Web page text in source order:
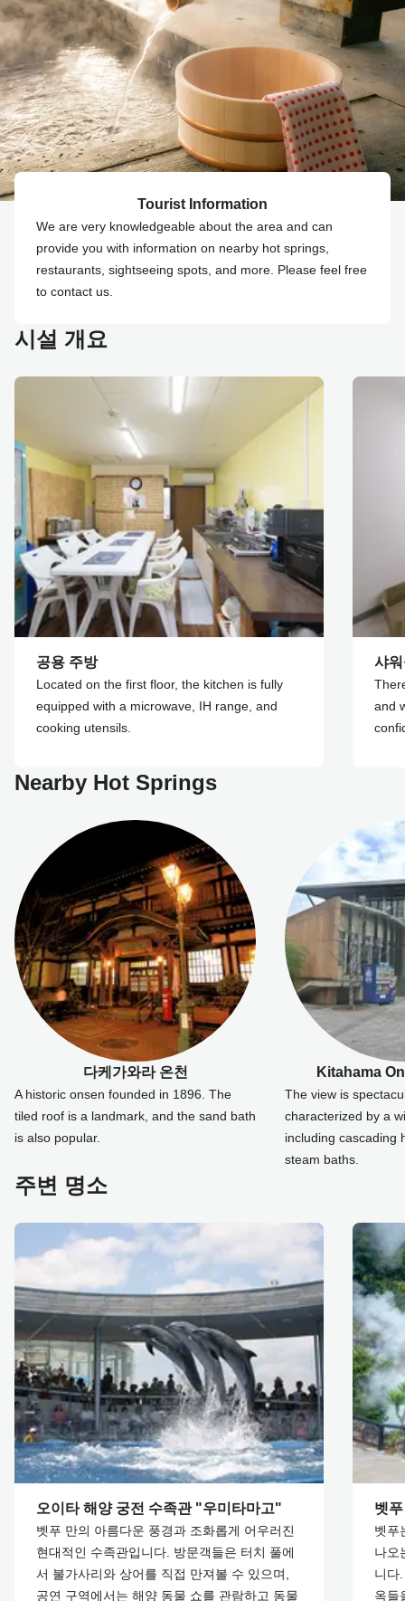
Tourist Information
We are very knowledgeable about the area and can
provide you with information on nearby hot springs,
restaurants, sightseeing spots, and more. Please feel free
to contact us.
시설 개요
공용 주방
Located on the first floor, the kitchen is fully
equipped with a microwave, IH range, and
cooking utensils.
샤
and
Nearby Hot Springs
다케가와라 온천
A historic onsen founded in 1896. The
tiled roof is a landmark, and the sand bath
is also popular.
Kitahama
The view is
characterized by a
including cascading
steam baths.
주변 명소
오이타 해양 궁전 수족관 "우미타마고"
벳푸 만의 아름다운 풍경과 조화롭게 어우러진
현대적인 수족관입니다. 방문객들은 터치 풀에
서 불가사리와 상어를 직접 만져볼 수 있으며,
공연 구역에서는 해양 동물 쇼를 관람하고 동물
벳
벳푸
나오
니다
옥들